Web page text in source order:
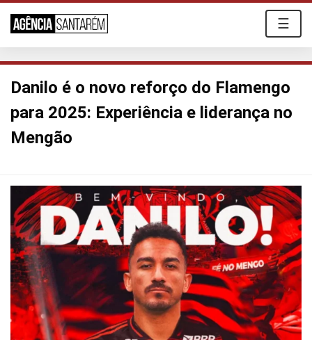
☰
Danilo é o novo reforço do Flamengo
para 2025: Experiência e liderança no
Mengão